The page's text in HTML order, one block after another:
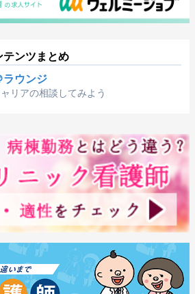
ンツまとめ
ラウンジ
リアの相談してみよう